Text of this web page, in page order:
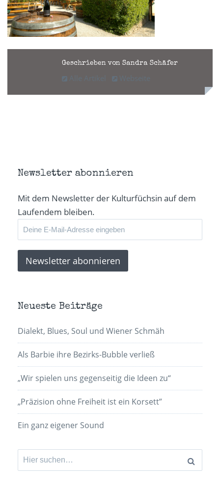
Geschrieben von Sandra Schäfer
Alle Artikel Webseite
Newsletter abonnieren
Mit dem Newsletter der Kulturfüchsin auf dem
Laufendem bleiben.
Neueste Beiträge
Dialekt, Blues, Soul und Wiener Schmäh
Als Barbie ihre Bezirks-Bubble verließ
„Wir spielen uns gegenseitig die Ideen zu“
„Präzision ohne Freiheit ist ein Korsett”
Ein ganz eigener Sound
Suchen
nach: